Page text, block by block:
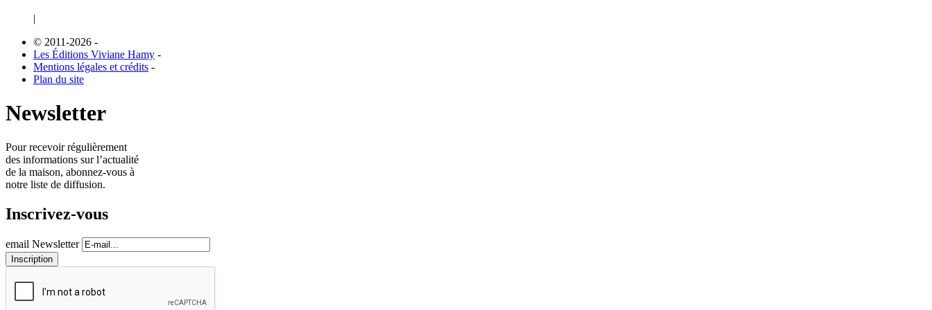
|
© 2011-2026 -
Les Éditions Viviane Hamy -
Mentions légales et crédits -
Plan du site
Newsletter
Pour recevoir régulièrement
des informations sur l’actualité
de la maison, abonnez-vous à
notre liste de diffusion.
Inscrivez-vous
email Newsletter